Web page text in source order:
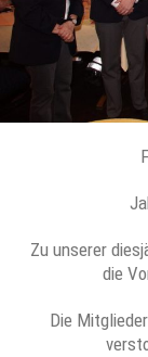
Zu unserer
die
Die